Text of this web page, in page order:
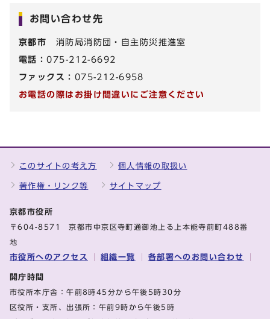
お問い合わせ先
京都市 消防局消防団・自主防災推進室
電話：075-212-6692
ファックス： 075-212-6958
お電話の際はお掛け間違いにご注意ください
このサイトの考え方 個人情報の取扱い
著作権・リンク等 サイトマップ
京都市役所
〒604-8571 京都市中京区寺町通御池上る上本能寺前町488番
地
市役所へのアクセス 組織一覧 各部署へのお問い合わせ
開庁時間
市役所本庁舎：午前8時45分から午後5時30分
区役所・支所、出張所：午前9時から午後5時